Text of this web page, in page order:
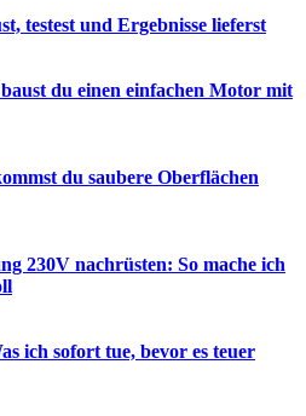
testest und Ergebnisse lieferst
du einen einfachen Motor mit
du saubere Oberflächen
230V nachrüsten: So mache ich
ich sofort tue, bevor es teuer